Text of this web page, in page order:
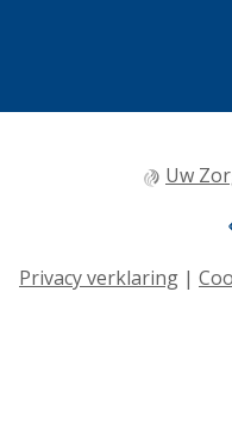
Uw
Privacy verklaring |